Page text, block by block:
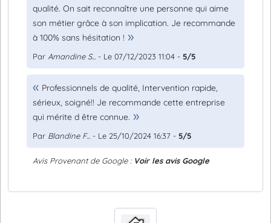
qualité. On sait reconnaître une personne qui aime
son métier grâce à son implication. Je recommande
à 100% sans hésitation !
Par Amandine S... - Le 07/12/2023 11:04 - 5/5
Professionnels de qualité, Intervention rapide,
sérieux, soigné!! Je recommande cette entreprise
qui mérite d être connue.
Par Blandine F... - Le 25/10/2024 16:37 - 5/5
Avis Provenant de Google : Voir les avis Google